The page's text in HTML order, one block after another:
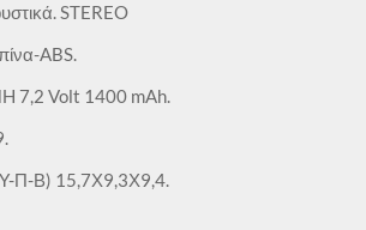
STEREO
ABS.
7,2 Volt 1400 mAh.
Π-Β) 15,7Χ9,3Χ9,4.